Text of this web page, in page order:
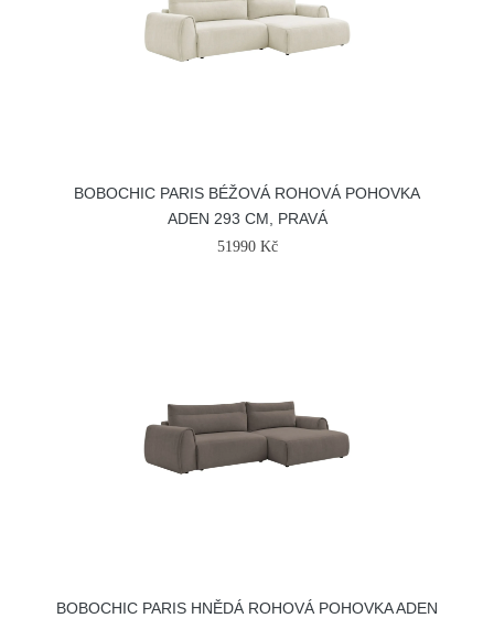
BOBOCHIC PARIS BÉŽOVÁ ROHOVÁ POHOVKA
ADEN 293 CM, PRAVÁ
51990 Kč
BOBOCHIC PARIS HNĚDÁ ROHOVÁ POHOVKA ADEN